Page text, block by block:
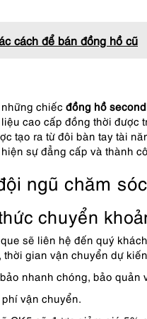
cách để bán đồng hồ cũ
chiếc đồng hồ
cao cấp đồng thời được
tạo ra từ đôi bàn tay tài
sự đẳng cấp và thành
ngũ chăm
chuyển
sẽ liên hệ đến quý
gian vận chuyển dự
nhanh chóng, bảo quản
vận chuyển.